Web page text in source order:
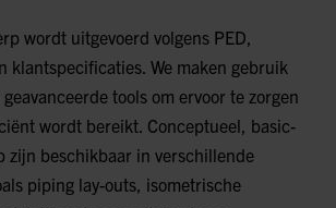
wordt uitgevoerd volgens PED,
klantspecificaties. We maken gebruik
tools om ervoor te zorgen
wordt bereikt. Conceptueel, basic-
zijn beschikbaar in verschillende
piping lay-outs, isometrische